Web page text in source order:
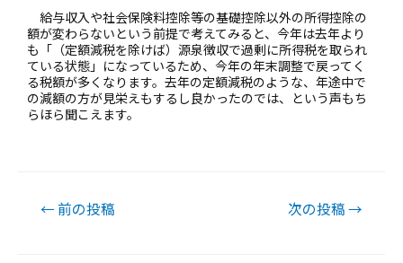
給与収入や社会保険料控除等の基礎控除以外の所得控除の
額が変わらないという前提で考えてみると、今年は去年より
も「（定額減税を除けば）源泉徴収で過剰に所得税を取られ
ている状態」になっているため、今年の年末調整で戻ってく
る税額が多くなります。去年の定額減税のような、年途中で
の減額の方が見栄えもするし良かったのでは、という声もち
らほら聞こえます。
← 前の投稿 次の投稿→